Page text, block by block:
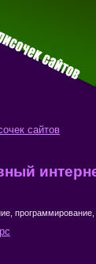
сайтов
программирование,